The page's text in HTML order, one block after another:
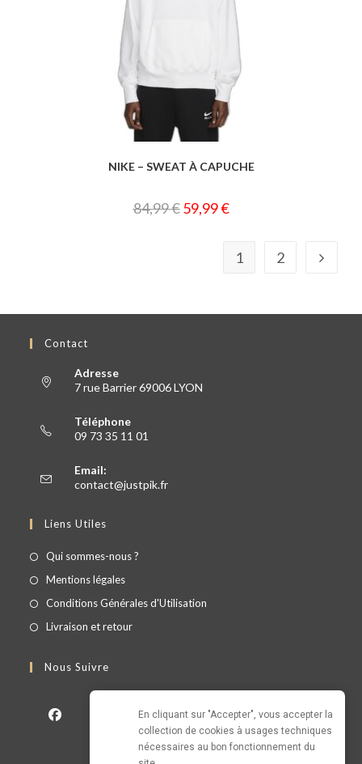
NIKE – SWEAT À CAPUCHE
84,99€ 59,99€
1 2
Contact
Adresse
7 rue Barrier 69006 LYON
Téléphone
09 73 35 11 01
Email:
contact@justpik.fr
Liens Utiles
Qui sommes-nous ?
Mentions légales
Conditions Générales d'Utilisation
Livraison et retour
Nous Suivre
En cliquant sur "Accepter", vous accepter la
collection de cookies à usages techniques
nécessaires au bon fonctionnement du